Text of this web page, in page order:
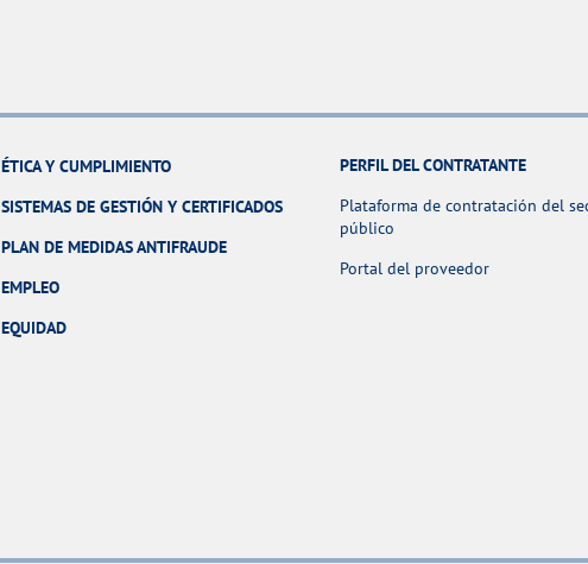
ÉTICA Y CUMPLIMIENTO
SISTEMAS DE GESTIÓN Y CERTIFICADOS
PLAN DE MEDIDAS ANTIFRAUDE
EMPLEO
EQUIDAD
PERFIL DEL CONTRATANTE
Plataforma de contratación del
público
Portal del proveedor